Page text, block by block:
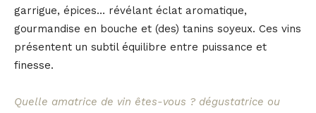
garrigue, épices… révélant éclat aromatique,
gourmandise en bouche et (des) tanins soyeux. Ces vins
présentent un subtil équilibre entre puissance et
finesse.
Quelle amatrice de vin êtes-vous ? dégustatrice ou